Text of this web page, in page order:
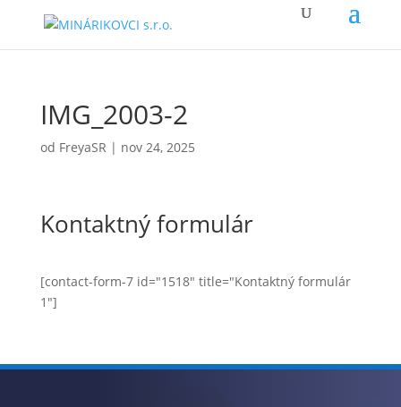
IMG_2003-2
od FreyaSR | nov 24, 2025
Kontaktný formulár
[contact-form-7 id="1518" title="Kontaktný formulár
1"]